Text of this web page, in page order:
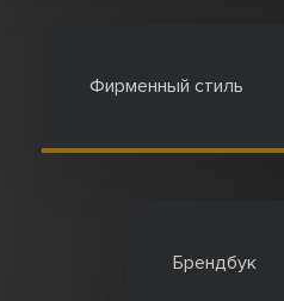
Фирменный стиль
Брендбук